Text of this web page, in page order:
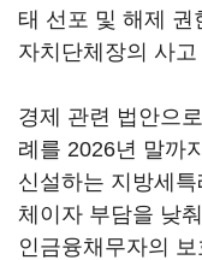
태 선포 및 해제
자치단체장의 사
경제 관련 법안으
례를 2026년 말까
신설하는 지방세
체이자 부담을 낮
인금융채무자의